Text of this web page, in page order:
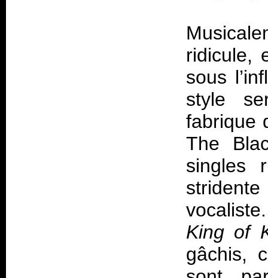
ridicule,
sous
style
fabrique
The
singles
King of
gâchis,